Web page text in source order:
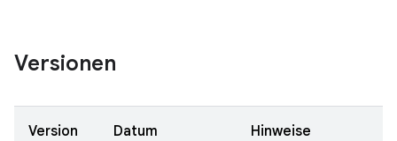
Versionen
Version Datum Hinweise